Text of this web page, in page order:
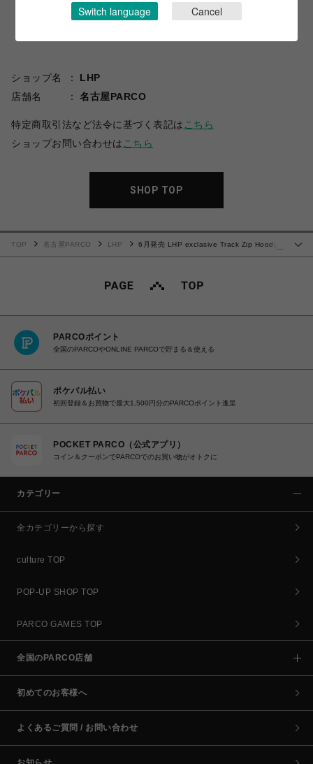
ショップ名
LHP
店舗名
名古屋PARCO
特定商取引法など法令に基づく表記は こちら
ショップお問い合わせは こちら
SHOP TOP
…
TOP 名古屋PARCO LHP
6月発売 LHP exclasive Track Zip Hoody
PARCOポイント
全国のPARCOやONLINE PARCOで貯まる＆使える
ポケパル払い
初回登録＆お買物で最大1,500円分のPARCOポイント進呈
POCKET PARCO（公式アプリ）
コイン＆クーポンでPARCOでのお買い物がオトクに
カテゴリー
全カテゴリーから探す
culture TOP
POP-UP SHOP TOP
PARCO GAMES TOP
全国のPARCO店舗
初めてのお客様へ
よくあるご質問 / お問い合わせ
Switch language Cancel